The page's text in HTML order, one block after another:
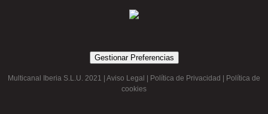
Gestionar Preferencias
Multicanal Iberia S.L.U. 2021 | Aviso Legal Política de Privacidad
Política de
cookies